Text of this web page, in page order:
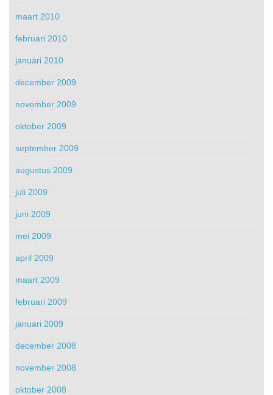
maart 2010
februari 2010
januari 2010
december 2009
november 2009
oktober 2009
september 2009
augustus 2009
juli 2009
juni 2009
mei 2009
april 2009
maart 2009
februari 2009
januari 2009
december 2008
november 2008
oktober 2008